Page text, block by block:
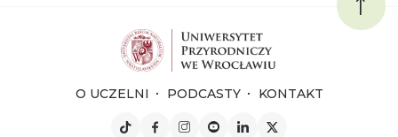
O UCZELNI PODCASTY KONTAKT